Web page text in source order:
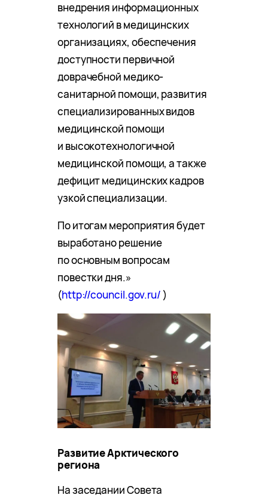
внедрения информационных
технологий в медицинских
организациях, обеспечения
доступности первичной
доврачебной медико-
санитарной помощи, развития
специализированных видов
медицинской помощи
и высокотехнологичной
медицинской помощи, а также
дефицит медицинских кадров
узкой специализации.
По итогам мероприятия будет
выработано решение
по основным вопросам
повестки дня.»
(http://council.gov.ru/ )
Развитие Арктического
региона
На заседании Совета